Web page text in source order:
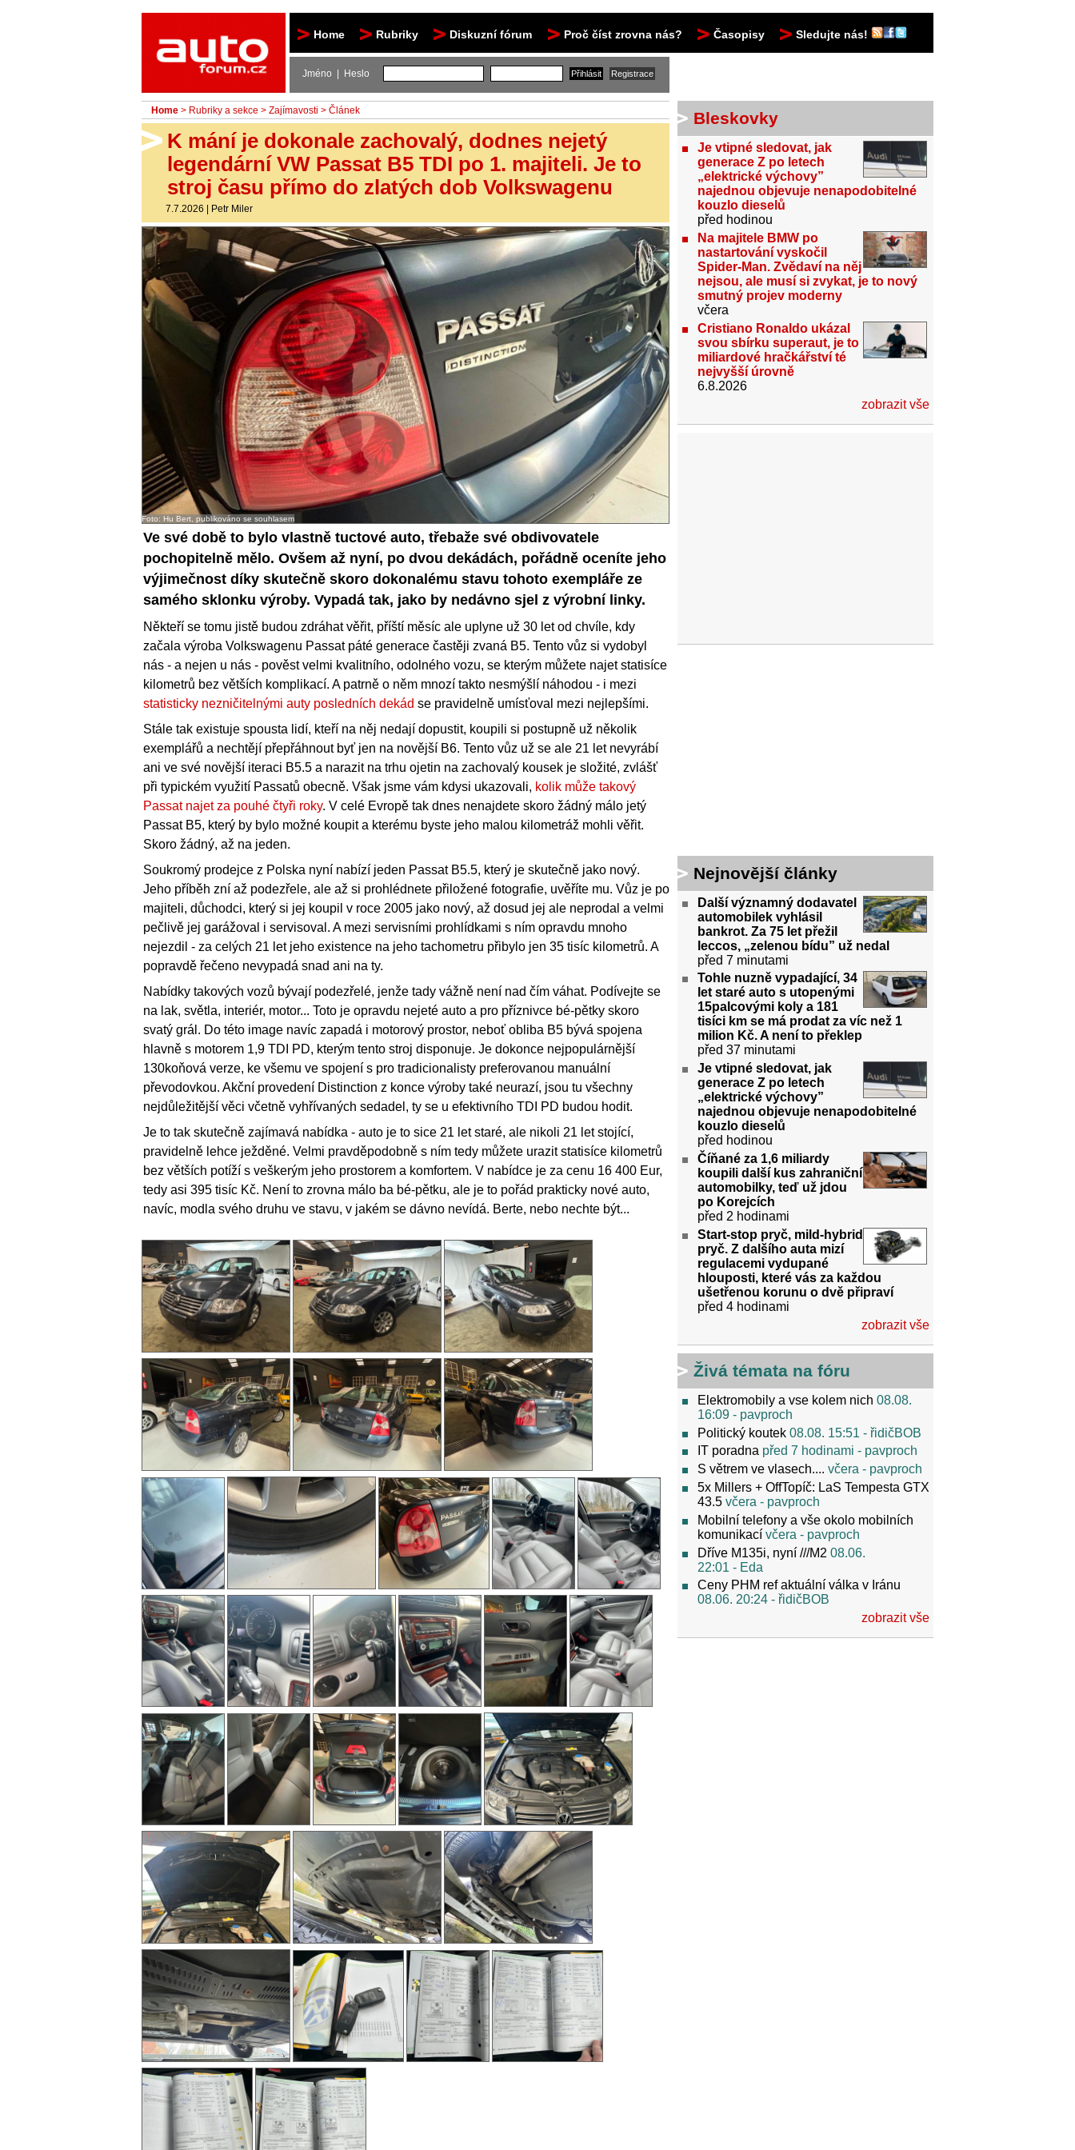
Home Rubriky Diskuzní fórum Proč číst zrovna nás? Časopisy Sledujte nás!
Jméno | Heslo
Home > Rubriky a sekce > Zajímavosti > Článek
K mání je dokonale zachovalý, dodnes nejetý
legendární VW Passat B5 TDI po 1. majiteli. Je to
stroj času přímo do zlatých dob Volkswagenu
7.7.2026 | Petr Miler
Foto: Hu Bert, publikováno se souhlasem
Ve své době to bylo vlastně tuctové auto, třebaže své obdivovatele
pochopitelně mělo. Ovšem až nyní, po dvou dekádách, pořádně oceníte jeho
výjimečnost díky skutečně skoro dokonalému stavu tohoto exempláře ze
samého sklonku výroby. Vypadá tak, jako by nedávno sjel z výrobní linky.
Někteří se tomu jistě budou zdráhat věřit, příští měsíc ale uplyne už 30 let od chvíle, kdy
začala výroba Volkswagenu Passat páté generace častěji zvaná B5. Tento vůz si vydobyl
nás - a nejen u nás - pověst velmi kvalitního, odolného vozu, se kterým můžete najet statisíce
kilometrů bez větších komplikací. A patrně o něm mnozí takto nesmýšlí náhodou - i mezi
statisticky nezničitelnými auty posledních dekád se pravidelně umísťoval mezi nejlepšími.
Stále tak existuje spousta lidí, kteří na něj nedají dopustit, koupili si postupně už několik
exemplářů a nechtějí přepřáhnout byť jen na novější B6. Tento vůz už se ale 21 let nevyrábí
ani ve své novější iteraci B5.5 a narazit na trhu ojetin na zachovalý kousek je složité, zvlášť
při typickém využití Passatů obecně. Však jsme vám kdysi ukazovali, kolik může takový
Passat najet za pouhé čtyři roky. V celé Evropě tak dnes nenajdete skoro žádný málo jetý
Passat B5, který by bylo možné koupit a kterému byste jeho malou kilometráž mohli věřit.
Skoro žádný, až na jeden.
Soukromý prodejce z Polska nyní nabízí jeden Passat B5.5, který je skutečně jako nový.
Jeho příběh zní až podezřele, ale až si prohlédnete přiložené fotografie, uvěříte mu. Vůz je po
majiteli, důchodci, který si jej koupil v roce 2005 jako nový, až dosud jej ale neprodal a velmi
pečlivě jej garážoval i servisoval. A mezi servisními prohlídkami s ním opravdu mnoho
nejezdil - za celých 21 let jeho existence na jeho tachometru přibylo jen 35 tisíc kilometrů. A
popravdě řečeno nevypadá snad ani na ty.
Nabídky takových vozů bývají podezřelé, jenže tady vážně není nad čím váhat. Podívejte se
na lak, světla, interiér, motor... Toto je opravdu nejeté auto a pro příznivce bé-pětky skoro
svatý grál. Do této image navíc zapadá i motorový prostor, neboť obliba B5 bývá spojena
hlavně s motorem 1,9 TDI PD, kterým tento stroj disponuje. Je dokonce nejpopulárnější
130koňová verze, ke všemu ve spojení s pro tradicionalisty preferovanou manuální
převodovkou. Akční provedení Distinction z konce výroby také neurazí, jsou tu všechny
nejdůležitější věci včetně vyhřívaných sedadel, ty se u efektivního TDI PD budou hodit.
Je to tak skutečně zajímavá nabídka - auto je to sice 21 let staré, ale nikoli 21 let stojící,
pravidelně lehce ježděné. Velmi pravděpodobně s ním tedy můžete urazit statisíce kilometrů
bez větších potíží s veškerým jeho prostorem a komfortem. V nabídce je za cenu 16 400 Eur,
tedy asi 395 tisíc Kč. Není to zrovna málo ba bé-pětku, ale je to pořád prakticky nové auto,
navíc, modla svého druhu ve stavu, v jakém se dávno nevídá. Berte, nebo nechte být...
Bleskovky
Je vtipné sledovat, jak
generace Z po letech
„elektrické výchovy”
najednou objevuje nenapodobitelné
kouzlo dieselů
před hodinou
Na majitele BMW po
nastartování vyskočil
Spider-Man. Zvědaví na něj
nejsou, ale musí si zvykat, je to nový
smutný projev moderny
včera
Cristiano Ronaldo ukázal
svou sbírku superaut, je to
miliardové hračkářství té
nejvyšší úrovně
6.8.2026
zobrazit vše
Nejnovější články
Další významný dodavatel
automobilek vyhlásil
bankrot. Za 75 let přežil
leccos, „zelenou bídu” už nedal
před 7 minutami
Tohle nuzně vypadající, 34
let staré auto s utopenými
15palcovými koly a 181
tisíci km se má prodat za víc než 1
milion Kč. A není to překlep
před 37 minutami
Je vtipné sledovat, jak
generace Z po letech
„elektrické výchovy”
najednou objevuje nenapodobitelné
kouzlo dieselů
před hodinou
Číňané za 1,6 miliardy
koupili další kus zahraniční
automobilky, teď už jdou
po Korejcích
před 2 hodinami
Start-stop pryč, mild-hybrid
pryč. Z dalšího auta mizí
regulacemi vydupané
hlouposti, které vás za každou
ušetřenou korunu o dvě připraví
před 4 hodinami
zobrazit vše
Živá témata na fóru
Elektromobily a vse kolem nich 08.08.
16:09 - pavproch
Politický koutek 08.08. 15:51 - řidičBOB
IT poradna před 7 hodinami - pavproch
S větrem ve vlasech.... včera - pavproch
5x Millers + OffTopíč: LaS Tempesta GTX
43.5 včera - pavproch
Mobilní telefony a vše okolo mobilních
komunikací včera - pavproch
Dříve M135i, nyní ///M2 08.06.
22:01 - Eda
Ceny PHM ref aktuální válka v Iránu
08.06. 20:24 - řidičBOB
zobrazit vše